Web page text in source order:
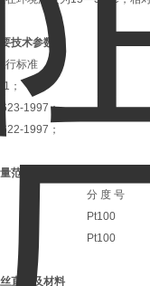
技术参数
行标准
；
1997；
1997；
范围及允差
分 度 号
Pt100
Pt100
直径及材料